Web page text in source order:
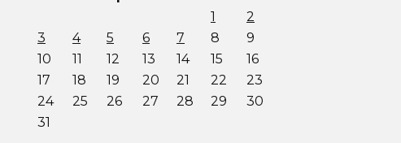
1
2
3
4 5 6 7 8
9
10
11 12 13 14 15
16
17
18 19 20 21 22
23
24
25 26 27 28 29
30
31